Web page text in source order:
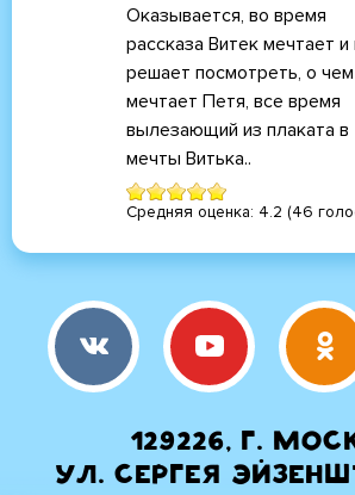
Оказывается, во время
рассказа Витек мечтает
решает посмотреть, о чем
мечтает Петя, все время
вылезающий из плаката в
мечты Витька..
Средняя оценка: 4.2 (46
129226, г.
ул. Сергея